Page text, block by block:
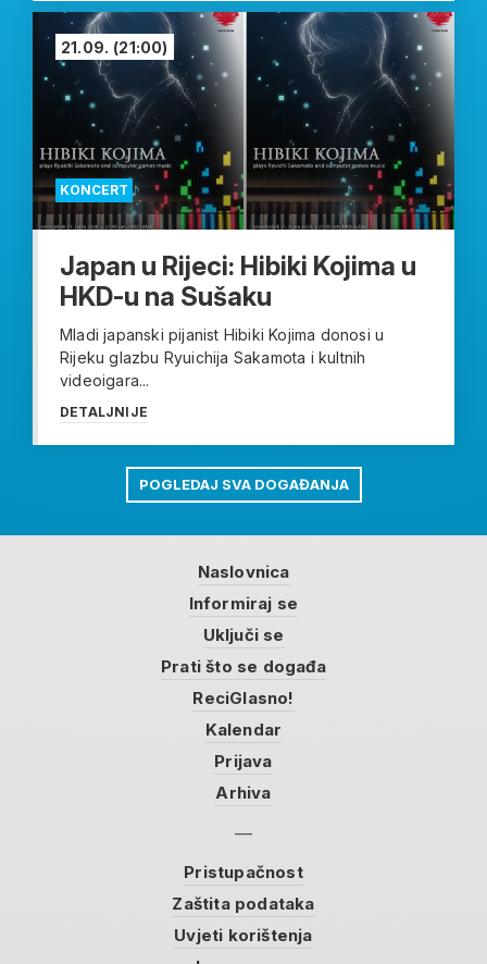
KONCERT
21.09. (21:00)
Japan u Rijeci: Hibiki Kojima u
HKD-u na Sušaku
Mladi japanski pijanist Hibiki Kojima donosi u
Rijeku glazbu Ryuichija Sakamota i kultnih
videoigara...
DETALJNIJE
POGLEDAJ SVA DOGAĐANJA
Naslovnica
Informiraj se
Uključi se
Prati što se događa
ReciGlasno!
Kalendar
Prijava
Arhiva
Pristupačnost
Zaštita podataka
Uvjeti korištenja